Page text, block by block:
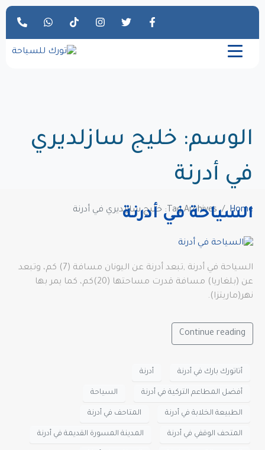
الوسم: خليج سازلديري
في أدرنة
Home Tag Archives: خليج سازلديري في أدرنة
السياحة في أدرنة
السياحة في أدرنة ,تبعد أدرنة عن اليونان مسافة (7) كم، وتبعد
عن (بلغاريا) مسافة قدرت مساحتها (20)كم، كما يمر بها
نهر(ماريتزا).
Continue reading
أتاتورك بارك في أدرنة أدرنة
أفضل المطاعم التركية في أدرنة السياحة
الطبيعة الخلابة في أدرنة المتاحف في أدرنة
المتحف الوقفي في أدرنة المدينة المسورة القديمة في أدرنة